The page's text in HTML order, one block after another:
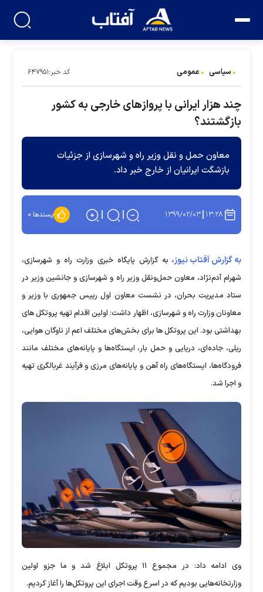
سیاسی عمومی کد خبر:۶۴۷۹۵۱
چند هزار ایرانی با پروازهای خارجی به کشور
بازگشتند؟
معاون حمل و نقل وزیر راه و شهرسازی از جزئیات
بازشگت ایرانیان از خارج خبر داد.
۱۳:۲۸ ۱۳۹۹/۰۲/۰۳ پسندها:۰
به گزارش آفتاب نیوز، به گزارش پایگاه خبری وزارت راه و شهرسازی،
شهرام آدم‌نژاد، معاون حمل‌ونقل وزیر راه و شهرسازی و جانشین وزیر در
ستاد مدیریت بحران، در نشست معاون اول رییس جمهوری با وزیر و
معاونان وزارت راه و شهرسازی، اظهار داشت: اولین اقدام تهیه پروتکل های
بهداشتی بود. این پروتکل ها برای بخش‌های مختلف اعم از ناوگان هوایی،
ریلی، جاده‌ای، دریایی و حمل بار، ایستگاه‌ها و پایانه‌های مختلف مانند
فرودگاه‌ها، ایستگاه‌های راه آهن و پایانه‌های مرزی و فرآیند غربالگری تهیه
و اجرا شد.
وی ادامه داد: در مجموع ۱۱ پروتکل ابلاغ شد و ما جزو اولین
وزارتخانه‌هایی بودیم که در اسرع وقت اجرای این پروتکل‌ها را آغاز کردیم.